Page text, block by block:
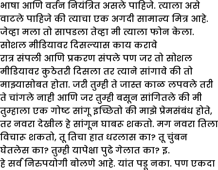
भाषा आणि वर्तन नियंत्रित असले पाहिजे. त्याला असे
वाटले पाहिजे की त्याचा एक अगदी सामान्य मित्र आहे.
जेव्हा मला तो सापडला तेव्हा मी त्याला फोन केला.
सोशल मीडियावर दिसल्यास काय करावे
रात्र संपली आणि प्रकरण संपले पण जर तो सोशल
मीडियावर कुठेतरी दिसला तर त्याने सांगावे की तो
माझ्यासोबत होता. जरी तुम्ही ते जास्त काळ लपवले तरी
ते चांगले नाही आणि जर तुम्ही बसून सांगितले की मी
तुम्हाला एक गोष्ट सांगू इच्छितो की माझे प्रेमसंबंध होते,
तर नवरा देखील हे सांगून घाबरू शकतो. मग नवरा तिला
विचारू शकतो, तू तिचा हात धरलास का? तू चुंबन
घेतलेस का? तुम्ही यापेक्षा पुढे गेलात का? इ.
हे सर्व निरुपयोगी बोलणे आहे. यांत पडू नका. पण एकदा